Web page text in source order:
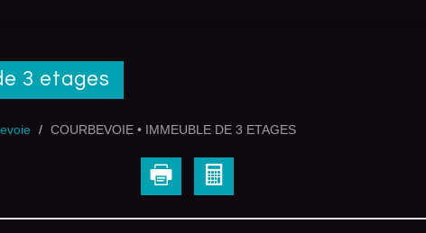
3 etages
COURBEVOIE • IMMEUBLE DE 3 ETAGES